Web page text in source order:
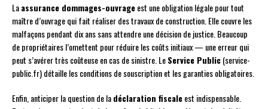
Laassurance dommages-ouvrageest une obligation légale pour tout
maître d’ouvrage qui fait réaliser des travaux de construction. Elle couvre les
malfaçons pendant dix ans sans attendre une décision de justice. Beaucoup
de propriétaires l’omettent pour réduire les coûts initiaux — une erreur qui
peut s’avérer très coûteuse en cas de sinistre. LeService Public(service-
public.fr) détaille les conditions de souscription et les garanties obligatoires.
Enfin, anticiper la question de ladéclaration fiscaleest indispensable.